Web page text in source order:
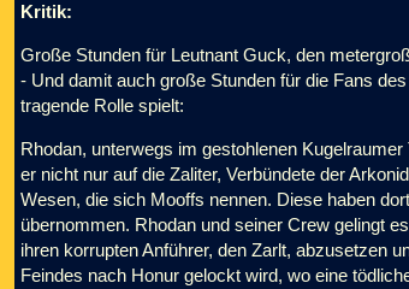
Kritik:
Große Stunden für Leutnant Guck, den
- Und damit auch große Stunden für die Fans
tragende Rolle spielt:
Rhodan, unterwegs im gestohlenen
er nicht nur auf die Zaliter, Verbündete der
Wesen, die sich Mooffs nennen. Diese haben
übernommen. Rhodan und seiner Crew gelingt
ihren korrupten Anführer, den Zarlt, abzusetzen
Feindes nach Honur gelockt wird, wo eine